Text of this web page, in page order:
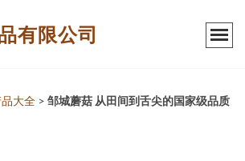
有限公司
品大全 > 邹城蘑菇 从田间到舌尖的国家级品质